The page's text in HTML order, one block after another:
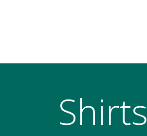
Shirts